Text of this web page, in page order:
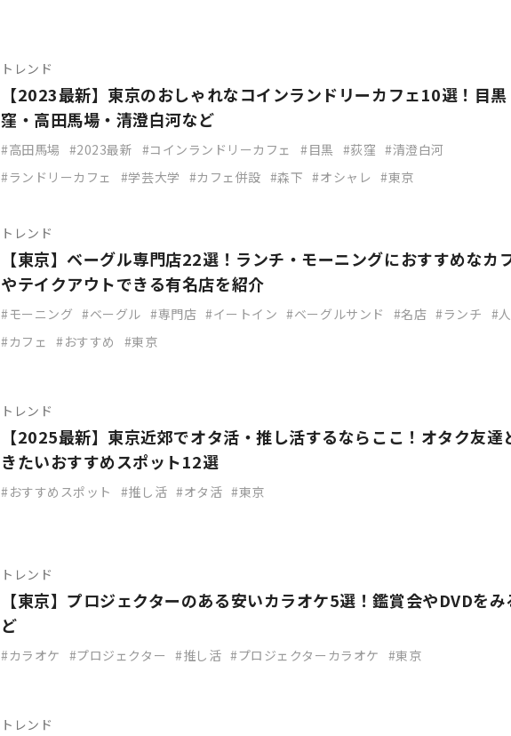
トレンド
【2023最新】東京のおしゃれなコインランドリーカフェ10選！目黒
窪・高田馬場・清澄白河など
高田馬場 2023最新 コインランドリーカフェ 目黒 荻窪
清澄白河
ランドリーカフェ
学芸大学 カフェ併設 森下 オシャレ 東京
トレンド
【東京】ベーグル専門店22選！ランチ・モーニングにおすすめなカ
やテイクアウトできる有名店を紹介
モーニング ベーグル 専門店 イートイン ベーグルサンド 名店 ランチ
カフェ
おすすめ 東京
トレンド
【2025最新】東京近郊でオタ活・推し活するならここ！オタク友達
きたいおすすめスポット12選
おすすめスポット 推し活 オタ活 東京
トレンド
【東京】プロジェクターのある安いカラオケ5選！鑑賞会やDVDをみ
ど
カラオケ プロジェクター 推し活 プロジェクターカラオケ 東京
トレンド